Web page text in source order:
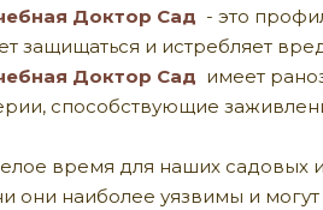
Доктор Сад - это
защищаться и истребляет
Доктор Сад имеет
способствующие
время для наших
они наиболее уязвимы и